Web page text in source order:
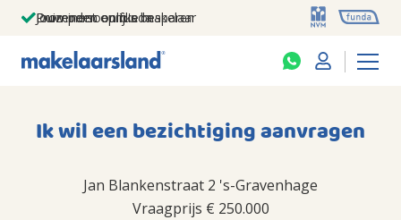
Jouw persoonlijke makelaar
Duizenden euro's besparen
Prominent op funda
Ik wil een bezichtiging aanvragen
Jan Blankenstraat 2 's-Gravenhage
Vraagprijs € 250.000